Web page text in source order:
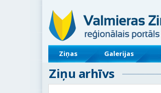
Ziņas Galerijas
Ziņu arhīvs